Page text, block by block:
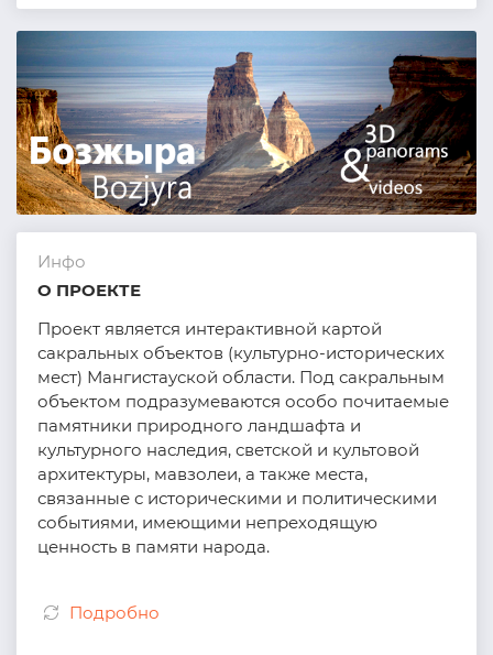
Инфо
О ПРОЕКТЕ
Проект является интерактивной картой
сакральных объектов (культурно-исторических
мест) Мангистауской области. Под сакральным
объектом подразумеваются особо почитаемые
памятники природного ландшафта и
культурного наследия, светской и культовой
архитектуры, мавзолеи, а также места,
связанные с историческими и политическими
событиями, имеющими непреходящую
ценность в памяти народа.
Подробно